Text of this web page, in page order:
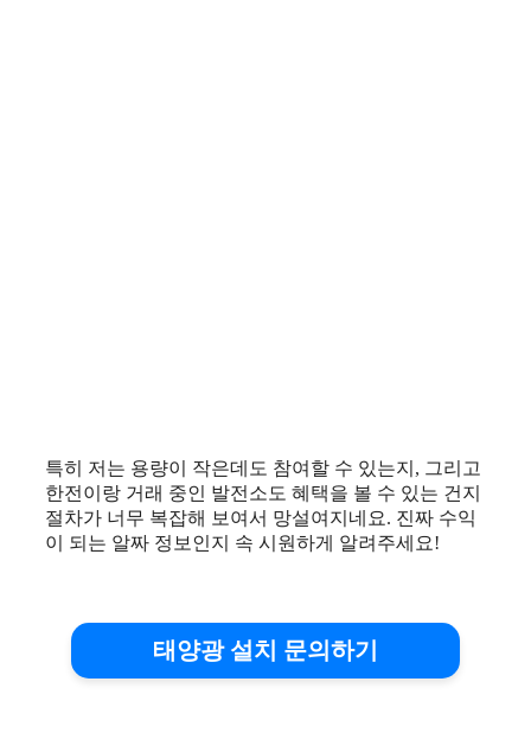
특히 저는 용량이 작은데도 참여할 수 있는지, 그리고
한전이랑 거래 중인 발전소도 혜택을 볼 수 있는 건지
절차가 너무 복잡해 보여서 망설여지네요. 진짜 수익
이 되는 알짜 정보인지 속 시원하게 알려주세요!
태양광 설치 문의하기